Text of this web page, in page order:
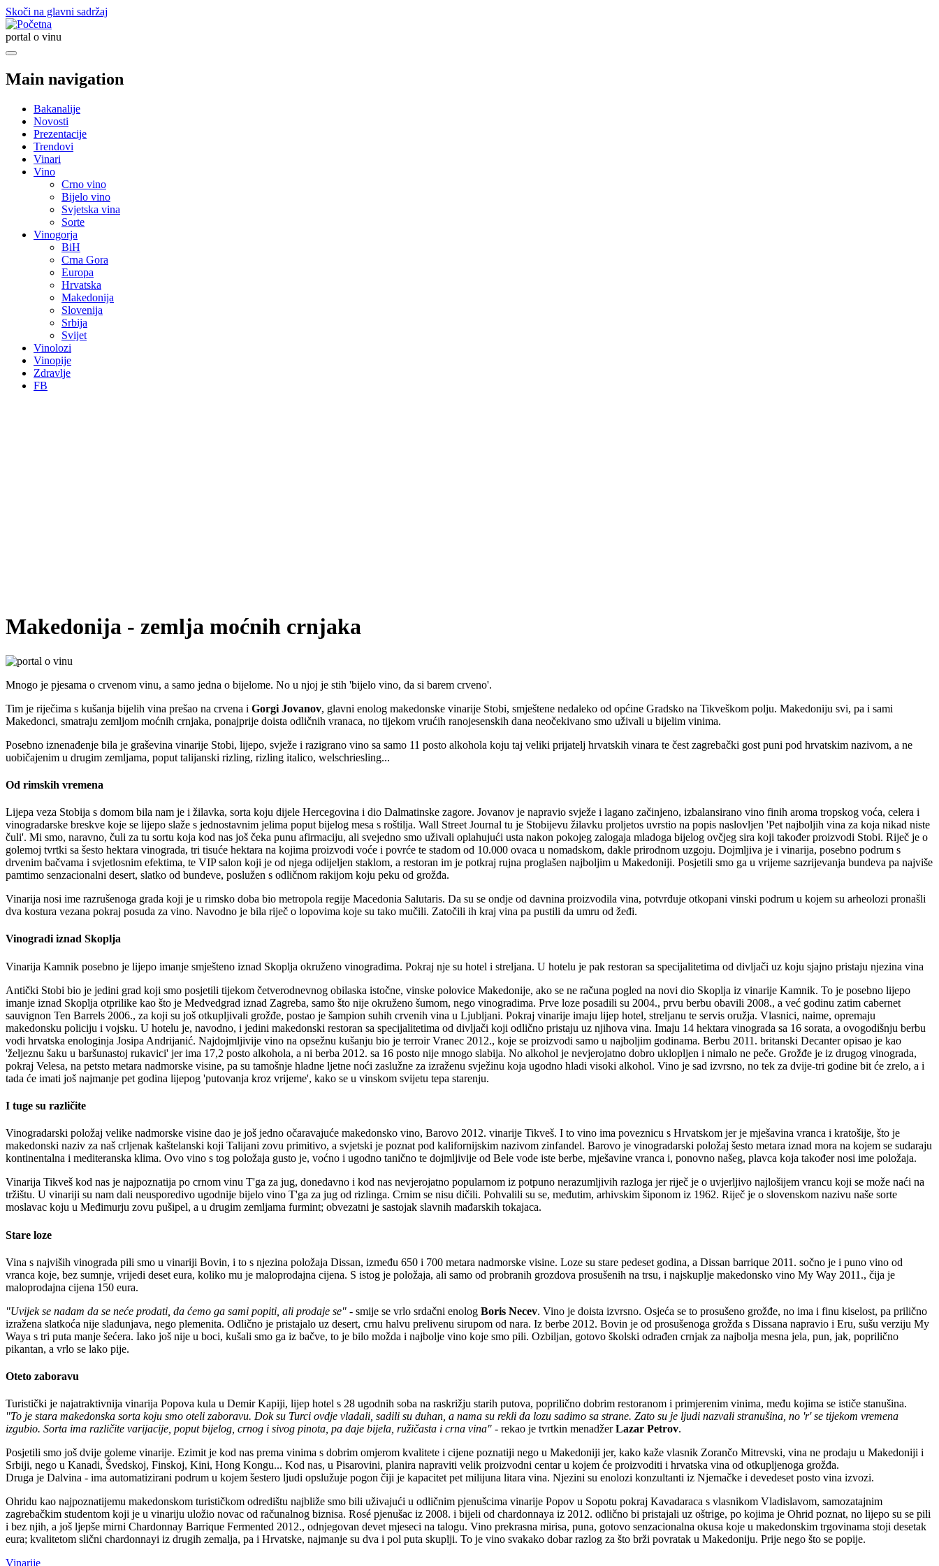
Skoči na glavni sadržaj
portal o vinu
Main navigation
Bakanalije
Novosti
Prezentacije
Trendovi
Vinari
Vino
Crno vino
Bijelo vino
Svjetska vina
Sorte
Vinogorja
BiH
Crna Gora
Europa
Hrvatska
Makedonija
Slovenija
Srbija
Svijet
Vinolozi
Vinopije
Zdravlje
FB
Makedonija - zemlja moćnih crnjaka
Mnogo je pjesama o crvenom vinu, a samo jedna o bijelome. No u njoj je stih 'bijelo vino, da si barem crveno'.
Tim je riječima s kušanja bijelih vina prešao na crvena i Gorgi Jovanov, glavni enolog makedonske vinarije Stobi, smještene nedaleko od općine Gradsko na Tikveškom polju. Makedoniju svi, pa i sami
Makedonci, smatraju zemljom moćnih crnjaka, ponajprije doista odličnih vranaca, no tijekom vrućih ranojesenskih dana neočekivano smo uživali u bijelim vinima.
Posebno iznenađenje bila je graševina vinarije Stobi, lijepo, svježe i razigrano vino sa samo 11 posto alkohola koju taj veliki prijatelj hrvatskih vinara te čest zagrebački gost puni pod hrvatskim nazivom, a ne
uobičajenim u drugim zemljama, poput talijanski rizling, rizling italico, welschriesling...
Od rimskih vremena
Lijepa veza Stobija s domom bila nam je i žilavka, sorta koju dijele Hercegovina i dio Dalmatinske zagore. Jovanov je napravio svježe i lagano začinjeno, izbalansirano vino finih aroma tropskog voća, celera i
vinogradarske breskve koje se lijepo slaže s jednostavnim jelima poput bijelog mesa s roštilja. Wall Street Journal tu je Stobijevu žilavku proljetos uvrstio na popis naslovljen 'Pet najboljih vina za koja nikad niste
čuli'. Mi smo, naravno, čuli za tu sortu koja kod nas još čeka punu afirmaciju, ali svejedno smo uživali oplahujući usta nakon pokojeg zalogaja mladoga bijelog ovčjeg sira koji također proizvodi Stobi. Riječ je o
golemoj tvrtki sa šesto hektara vinograda, tri tisuće hektara na kojima proizvodi voće i povrće te stadom od 10.000 ovaca u nomadskom, dakle prirodnom uzgoju. Dojmljiva je i vinarija, posebno podrum s
drvenim bačvama i svjetlosnim efektima, te VIP salon koji je od njega odijeljen staklom, a restoran im je potkraj rujna proglašen najboljim u Makedoniji. Posjetili smo ga u vrijeme sazrijevanja bundeva pa najviše
pamtimo senzacionalni desert, slatko od bundeve, poslužen s odličnom rakijom koju peku od grožđa.
Vinarija nosi ime razrušenoga grada koji je u rimsko doba bio metropola regije Macedonia Salutaris. Da su se ondje od davnina proizvodila vina, potvrđuje otkopani vinski podrum u kojem su arheolozi pronašli
dva kostura vezana pokraj posuda za vino. Navodno je bila riječ o lopovima koje su tako mučili. Zatočili ih kraj vina pa pustili da umru od žeđi.
Vinogradi iznad Skoplja
Vinarija Kamnik posebno je lijepo imanje smješteno iznad Skoplja okruženo vinogradima. Pokraj nje su hotel i streljana. U hotelu je pak restoran sa specijalitetima od divljači uz koju sjajno pristaju njezina vina
Antički Stobi bio je jedini grad koji smo posjetili tijekom četverodnevnog obilaska istočne, vinske polovice Makedonije, ako se ne računa pogled na novi dio Skoplja iz vinarije Kamnik. To je posebno lijepo
imanje iznad Skoplja otprilike kao što je Medvedgrad iznad Zagreba, samo što nije okruženo šumom, nego vinogradima. Prve loze posadili su 2004., prvu berbu obavili 2008., a već godinu zatim cabernet
sauvignon Ten Barrels 2006., za koji su još otkupljivali grožđe, postao je šampion suhih crvenih vina u Ljubljani. Pokraj vinarije imaju lijep hotel, streljanu te servis oružja. Vlasnici, naime, opremaju
makedonsku policiju i vojsku. U hotelu je, navodno, i jedini makedonski restoran sa specijalitetima od divljači koji odlično pristaju uz njihova vina. Imaju 14 hektara vinograda sa 16 sorata, a ovogodišnju berbu
vodi hrvatska enologinja Josipa Andrijanić. Najdojmljivije vino na opsežnu kušanju bio je terroir Vranec 2012., koje se proizvodi samo u najboljim godinama. Berbu 2011. britanski Decanter opisao je kao
'željeznu šaku u baršunastoj rukavici' jer ima 17,2 posto alkohola, a ni berba 2012. sa 16 posto nije mnogo slabija. No alkohol je nevjerojatno dobro uklopljen i nimalo ne peče. Grožđe je iz drugog vinograda,
pokraj Velesa, na petsto metara nadmorske visine, pa su tamošnje hladne ljetne noći zaslužne za izraženu svježinu koja ugodno hladi visoki alkohol. Vino je sad izvrsno, no tek za dvije-tri godine bit će zrelo, a i
tada će imati još najmanje pet godina lijepog 'putovanja kroz vrijeme', kako se u vinskom svijetu tepa starenju.
I tuge su različite
Vinogradarski položaj velike nadmorske visine dao je još jedno očaravajuće makedonsko vino, Barovo 2012. vinarije Tikveš. I to vino ima poveznicu s Hrvatskom jer je mješavina vranca i kratošije, što je
makedonski naziv za naš crljenak kaštelanski koji Talijani zovu primitivo, a svjetski je poznat pod kalifornijskim nazivom zinfandel. Barovo je vinogradarski položaj šesto metara iznad mora na kojem se sudaraju
kontinentalna i mediteranska klima. Ovo vino s tog položaja gusto je, voćno i ugodno tanično te dojmljivije od Bele vode iste berbe, mješavine vranca i, ponovno našeg, plavca koja također nosi ime položaja.
Vinarija Tikveš kod nas je najpoznatija po crnom vinu T'ga za jug, donedavno i kod nas nevjerojatno popularnom iz potpuno nerazumljivih razloga jer riječ je o uvjerljivo najlošijem vrancu koji se može naći na
tržištu. U vinariji su nam dali neusporedivo ugodnije bijelo vino T'ga za jug od rizlinga. Crnim se nisu dičili. Pohvalili su se, međutim, arhivskim šiponom iz 1962. Riječ je o slovenskom nazivu naše sorte
moslavac koju u Međimurju zovu pušipel, a u drugim zemljama furmint; obvezatni je sastojak slavnih mađarskih tokajaca.
Stare loze
Vina s najviših vinograda pili smo u vinariji Bovin, i to s njezina položaja Dissan, između 650 i 700 metara nadmorske visine. Loze su stare pedeset godina, a Dissan barrique 2011. sočno je i puno vino od
vranca koje, bez sumnje, vrijedi deset eura, koliko mu je maloprodajna cijena. S istog je položaja, ali samo od probranih grozdova prosušenih na trsu, i najskuplje makedonsko vino My Way 2011., čija je
maloprodajna cijena 150 eura.
"Uvijek se nadam da se neće prodati, da ćemo ga sami popiti, ali prodaje se" - smije se vrlo srdačni enolog Boris Necev. Vino je doista izvrsno. Osjeća se to prosušeno grožđe, no ima i finu kiselost, pa prilično
izražena slatkoća nije sladunjava, nego plemenita. Odlično je pristajalo uz desert, crnu halvu prelivenu sirupom od nara. Iz berbe 2012. Bovin je od prosušenoga grožđa s Dissana napravio i Eru, sušu verziju My
Waya s tri puta manje šećera. Iako još nije u boci, kušali smo ga iz bačve, to je bilo možda i najbolje vino koje smo pili. Ozbiljan, gotovo školski odrađen crnjak za najbolja mesna jela, pun, jak, poprilično
pikantan, a vrlo se lako pije.
Oteto zaboravu
Turistički je najatraktivnija vinarija Popova kula u Demir Kapiji, lijep hotel s 28 ugodnih soba na raskrižju starih putova, poprilično dobrim restoranom i primjerenim vinima, među kojima se ističe stanušina.
"To je stara makedonska sorta koju smo oteli zaboravu. Dok su Turci ovdje vladali, sadili su duhan, a nama su rekli da lozu sadimo sa strane. Zato su je ljudi nazvali stranušina, no 'r' se tijekom vremena
izgubio. Sorta ima različite varijacije, poput bijelog, crnog i sivog pinota, pa daje bijela, ružičasta i crna vina" - rekao je tvrtkin menadžerLazar Petrov.
Posjetili smo još dvije goleme vinarije. Ezimit je kod nas prema vinima s dobrim omjerom kvalitete i cijene poznatiji nego u Makedoniji jer, kako kaže vlasnik Zorančo Mitrevski, vina ne prodaju u Makedoniji i
Srbiji, nego u Kanadi, Švedskoj, Finskoj, Kini, Hong Kongu... Kod nas, u Pisarovini, planira napraviti velik proizvodni centar u kojem će proizvoditi i hrvatska vina od otkupljenoga grožđa.
Druga je Dalvina - ima automatizirani podrum u kojem šestero ljudi opslužuje pogon čiji je kapacitet pet milijuna litara vina. Njezini su enolozi konzultanti iz Njemačke i devedeset posto vina izvozi.
Ohridu kao najpoznatijemu makedonskom turističkom odredištu najbliže smo bili uživajući u odličnim pjenušcima vinarije Popov u Sopotu pokraj Kavadaraca s vlasnikom Vladislavom, samozatajnim
zagrebačkim studentom koji je u vinariju uložio novac od računalnog biznisa. Rosé pjenušac iz 2008. i bijeli od chardonnaya iz 2012. odlično bi pristajali uz oštrige, po kojima je Ohrid poznat, no lijepo su se pili
i bez njih, a još ljepše mirni Chardonnay Barrique Fermented 2012., odnjegovan devet mjeseci na talogu. Vino prekrasna mirisa, puna, gotovo senzacionalna okusa koje u makedonskim trgovinama stoji desetak
eura; kvalitetom slični chardonnayi iz drugih zemalja, pa i Hrvatske, najmanje su dva i pol puta skuplji. To je vino svakako dobar razlog za što brži povratak u Makedoniju. Prije nego što se popije.
Vinarije